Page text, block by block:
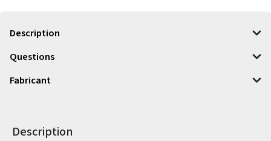
Description
Questions
Fabricant
Description